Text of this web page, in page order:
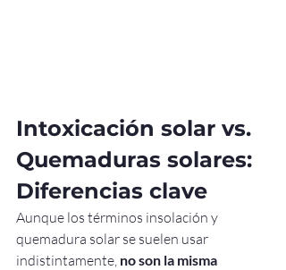
Intoxicación solar vs.
Quemaduras solares:
Diferencias clave
Aunque los términos insolación y
quemadura solar se suelen usar
indistintamente, no son la misma